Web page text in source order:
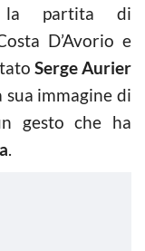
la partita di
D’Avorio e
Serge Aurier
immagine di
gesto che ha
.